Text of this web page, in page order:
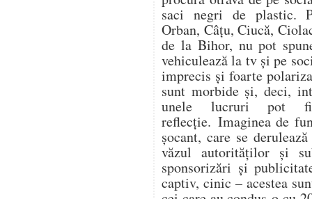
saci negri de plastic.
Orban, Câțu, Ciucă,
de la Bihor, nu pot
vehiculează la tv și pe
imprecis și foarte
sunt morbide și, deci,
unele lucruri pot
reflecție. Imaginea de
șocant, care se
văzul autorităților și
sponsorizări și
captiv, cinic – acestea